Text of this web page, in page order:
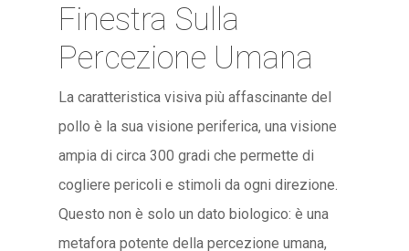
Finestra Sulla
Percezione Umana
La caratteristica visiva più affascinante del
pollo è la sua visione periferica, una visione
ampia di circa 300 gradi che permette di
cogliere pericoli e stimoli da ogni direzione.
Questo non è solo un dato biologico: è una
metafora potente della percezione umana,